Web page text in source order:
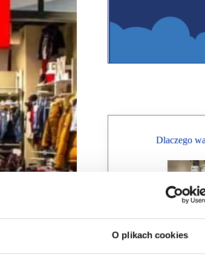
O plikach cookies
Dlaczego
Ułatwiamy
a